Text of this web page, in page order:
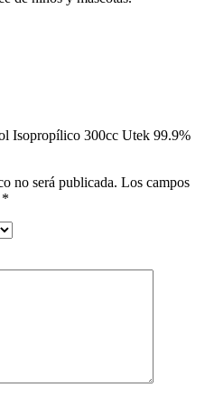
Isopropílico 300cc Utek 99.9%
no será publicada. Los campos
*